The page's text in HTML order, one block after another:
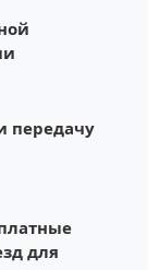
передачу
для